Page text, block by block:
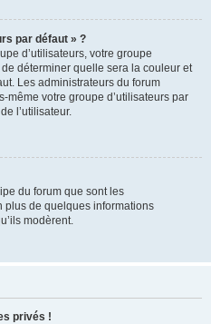
par défaut » ?
d’utilisateurs, votre groupe
déterminer quelle sera la couleur et
Les administrateurs du forum
même votre groupe d’utilisateurs par
l’utilisateur.
du forum que sont les
plus de quelques informations
modèrent.
privés !